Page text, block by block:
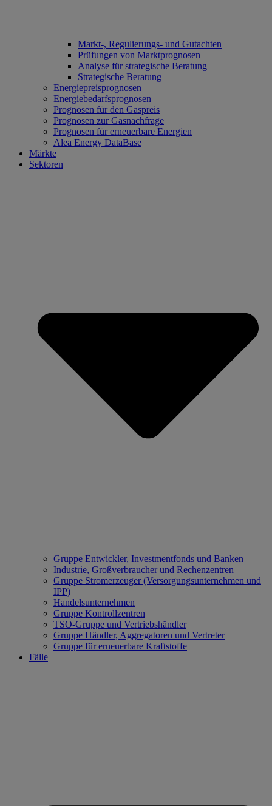
Markt-, Regulierungs- und Gutachten
Prüfungen von Marktprognosen
Analyse für strategische Beratung
Strategische Beratung
Energiepreisprognosen
Energiebedarfsprognosen
Prognosen für den Gaspreis
Prognosen zur Gasnachfrage
Prognosen für erneuerbare Energien
Alea Energy DataBase
Märkte
Sektoren
Gruppe Entwickler, Investmentfonds und Banken
Industrie, Großverbraucher und Rechenzentren
Gruppe Stromerzeuger (Versorgungsunternehmen und
IPP)
Handelsunternehmen
Gruppe Kontrollzentren
TSO-Gruppe und Vertriebshändler
Gruppe Händler, Aggregatoren und Vertreter
Gruppe für erneuerbare Kraftstoffe
Fälle